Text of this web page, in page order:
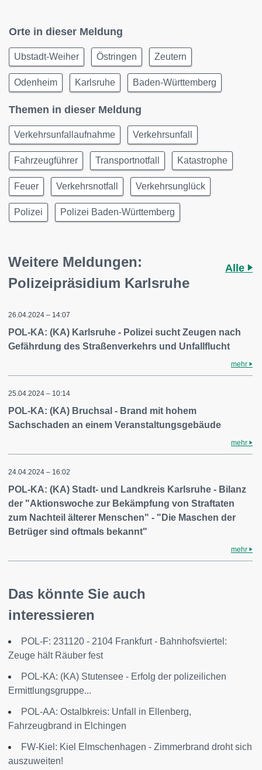
Orte in dieser Meldung
Ubstadt-Weiher Östringen Zeutern
Odenheim Karlsruhe Baden-Württemberg
Themen in dieser Meldung
Verkehrsunfallaufnahme Verkehrsunfall
Fahrzeugführer Transportnotfall Katastrophe
Feuer Verkehrsnotfall Verkehrsunglück
Polizei Polizei Baden-Württemberg
Weitere Meldungen:
Polizeipräsidium Karlsruhe
Alle
26.04.2024 – 14:07
POL-KA: (KA) Karlsruhe - Polizei sucht Zeugen nach
Gefährdung des Straßenverkehrs und Unfallflucht
mehr
25.04.2024 – 10:14
POL-KA: (KA) Bruchsal - Brand mit hohem
Sachschaden an einem Veranstaltungsgebäude
mehr
24.04.2024 – 16:02
POL-KA: (KA) Stadt- und Landkreis Karlsruhe - Bilanz
der "Aktionswoche zur Bekämpfung von Straftaten
zum Nachteil älterer Menschen" - "Die Maschen der
Betrüger sind oftmals bekannt"
mehr
Das könnte Sie auch
interessieren
POL-F: 231120 - 2104 Frankfurt - Bahnhofsviertel:
Zeuge hält Räuber fest
POL-KA: (KA) Stutensee - Erfolg der polizeilichen
Ermittlungsgruppe...
POL-AA: Ostalbkreis: Unfall in Ellenberg,
Fahrzeugbrand in Elchingen
FW-Kiel: Kiel Elmschenhagen - Zimmerbrand droht sich
auszuweiten!